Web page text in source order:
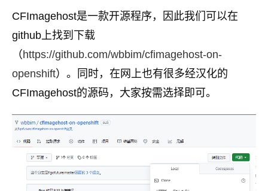
CFImagehost是一款开源程序，因此我们可以在
github上找到下载
（ https://github.com/wbbim/cfimagehost-on-
openshift）。同时，在网上也有很多经汉化的
CFImagehost的源码，大家按需选择即可。